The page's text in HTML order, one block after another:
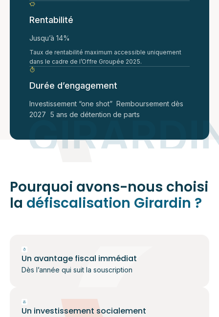
Rentabilité
Jusqu’à 14%
Taux de rentabilité maximum accessible uniquement
dans le cadre de l’Offre Groupée 2025.
Durée d’engagement
Investissement “one shot” Remboursement dès
2027 5 ans de détention de parts
Pourquoi avons-nous choisi
la défiscalisation Girardin ?
Un avantage fiscal immédiat
Dès l’année qui suit la souscription
Un investissement socialement